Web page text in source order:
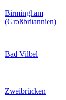
Birmingham
(Großbritannien)
Bad Vilbel
Zweibrücken